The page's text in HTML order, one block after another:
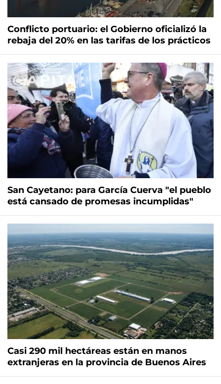
Conflicto portuario: el Gobierno oficializó la
rebaja del 20% en las tarifas de los prácticos
San Cayetano: para García Cuerva "el pueblo
está cansado de promesas incumplidas"
Casi 290 mil hectáreas están en manos
extranjeras en la provincia de Buenos Aires